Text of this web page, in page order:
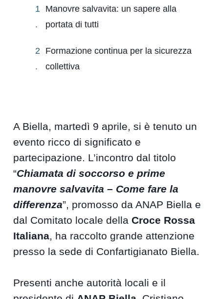
Manovre salvavita: un sapere alla
portata di tutti
Formazione continua per la sicurezza
collettiva
A Biella, martedì 9 aprile, si è tenuto un
evento ricco di significato e
partecipazione. L’incontro dal titolo
“Chiamata di soccorso e prime
manovre salvavita – Come fare la
differenza”, promosso da ANAP Biella e
dal Comitato locale dellaCroce Rossa
Italiana, ha raccolto grande attenzione
presso la sede di Confartigianato Biella.
Presenti anche autorità locali e il